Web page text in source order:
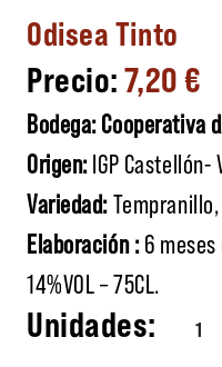
Odisea Tinto
7,20€
Bodega: Cooperativa
Origen:IGP
Variedad:
Elaboración :6
14%VOL – 75CL.